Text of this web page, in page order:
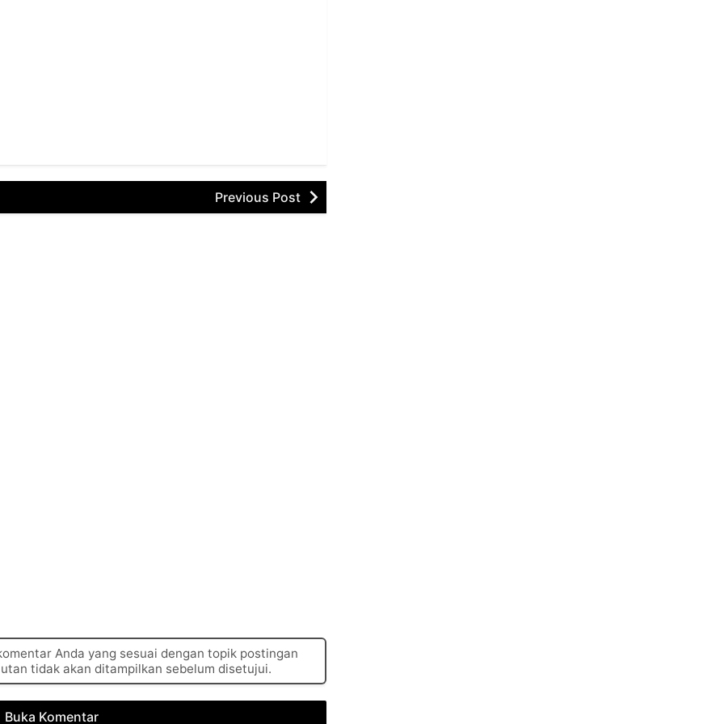
Previous Post
Anda yang sesuai dengan topik postingan
tidak akan ditampilkan sebelum disetujui.
Buka Komentar